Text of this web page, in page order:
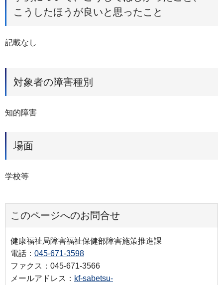
こうしたほうが良いと思ったこと
記載なし
対象者の障害種別
知的障害
場面
学校等
このページへのお問合せ
健康福祉局障害福祉保健部障害施策推進課
電話： 045-671-3598
ファクス：045-671-3566
メールアドレス： kf-sabetsu-